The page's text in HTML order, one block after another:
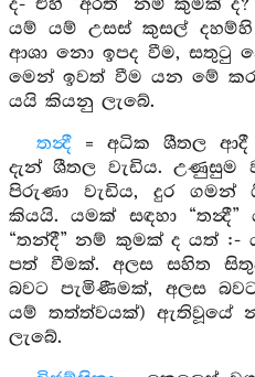
ද- එහි “අරති” නම් කුමක්
යම් යම් උසස් කුසල්
ආශා නො ඉපද වීම, සතුටු
මෙන් ඉවත් වීම යන මේ
යයි කියනු ලැබේ.
තන්‍දී= අධික ශීතල ආදී
දැන් ශීතල වැඩිය. උණුසුම
පිරුණා වැඩිය, දුර
කියයි. යමක් සඳහා
“තන්දී” නම් කුමක් ද යත් :-
පත් වීමක්. අලස සහිත
බවට පැමිණීමක්, අලස
යම් තත්ත්වයක්) ඇතිවූයේ
ලැබේ.